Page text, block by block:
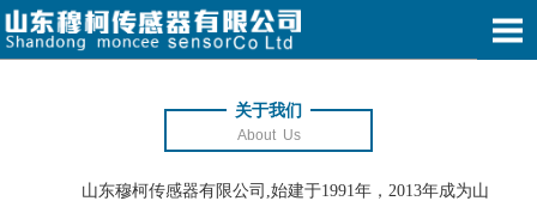
关于我们
About Us
山东穆柯传感器有限公司,始建于1991年，2013年成为山